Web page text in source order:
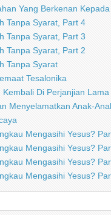
Yang Berkenan
Tanpa Syarat, Part 4
Tanpa Syarat, Part 3
Tanpa Syarat, Part 2
Tanpa Syarat
Tesalonika
Kembali Di Perjanjian Lama
Menyelamatkan Anak-
Mengasihi Yesus?
Mengasihi Yesus?
Mengasihi Yesus?
Mengasihi Yesus?